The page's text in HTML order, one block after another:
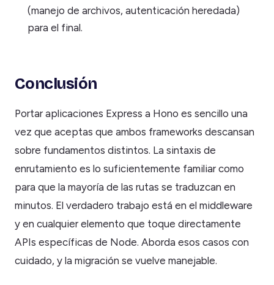
(manejo de archivos, autenticación heredada)
para el final.
Conclusión
Portar aplicaciones Express a Hono es sencillo una
vez que aceptas que ambos frameworks descansan
sobre fundamentos distintos. La sintaxis de
enrutamiento es lo suficientemente familiar como
para que la mayoría de las rutas se traduzcan en
minutos. El verdadero trabajo está en el middleware
y en cualquier elemento que toque directamente
APIs específicas de Node. Aborda esos casos con
cuidado, y la migración se vuelve manejable.